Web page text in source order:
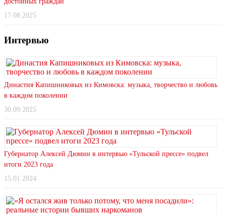
17.08.2025
Интервью
Династия Капишниковых из Кимовска: музыка, творчество и любовь
в каждом поколении
30.09.2025
Губернатор Алексей Дюмин в интервью «Тульской прессе» подвел
итоги 2023 года
15.01.2024